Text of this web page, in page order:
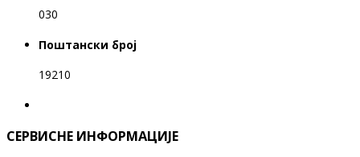
030
Поштански број
19210
СЕРВИСНЕ ИНФОРМАЦИЈЕ